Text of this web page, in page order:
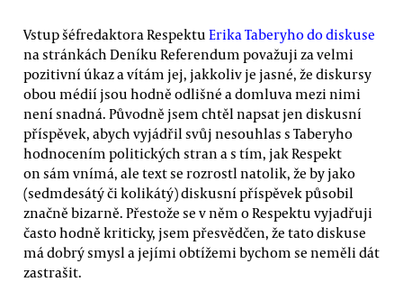
Vstup šéfredaktora Respektu Erika Taberyho do diskuse
na stránkách Deníku Referendum považuji za velmi
pozitivní úkaz a vítám jej, jakkoliv je jasné, že diskursy
obou médií jsou hodně odlišné a domluva mezi nimi
není snadná. Původně jsem chtěl napsat jen diskusní
příspěvek, abych vyjádřil svůj nesouhlas s Taberyho
hodnocením politických stran a s tím, jak Respekt
on sám vnímá, ale text se rozrostl natolik, že by jako
(sedmdesátý či kolikátý) diskusní příspěvek působil
značně bizarně. Přestože se v něm o Respektu vyjadřuji
často hodně kriticky, jsem přesvědčen, že tato diskuse
má dobrý smysl a jejími obtížemi bychom se neměli dát
zastrašit.